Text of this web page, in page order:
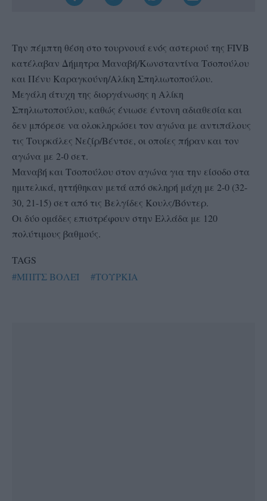
Την πέμπτη θέση στο τουρνουά ενός αστεριού της FIVB
κατέλαβαν Δήμητρα Μαναβή/Κωνσταντίνα Τσοπούλου
και Πένυ Καραγκούνη/Αλίκη Σπηλιωτοπούλου.
Μεγάλη άτυχη της διοργάνωσης η Αλίκη
Σπηλιωτοπούλου, καθώς ένιωσε έντονη αδιαθεσία και
δεν μπόρεσε να ολοκληρώσει τον αγώνα με αντιπάλους
τις Τουρκάλες Νεζίρ/Βέντσε, οι οποίες πήραν και τον
αγώνα με 2-0 σετ.
Μαναβή και Τσοπούλου στον αγώνα για την είσοδο στα
ημιτελικά, ηττήθηκαν μετά από σκληρή μάχη με 2-0 (32-
30, 21-15) σετ από τις Βελγίδες Κουλς/Βόντερ.
Οι δύο ομάδες επιστρέφουν στην Ελλάδα με 120
πολύτιμους βαθμούς.
TAGS
#ΜΠΙΤΣ ΒΟΛΕΪ
#ΤΟΥΡΚΙΑ